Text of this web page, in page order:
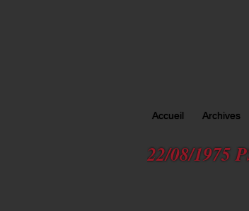
Accueil Archives
22/08/1975